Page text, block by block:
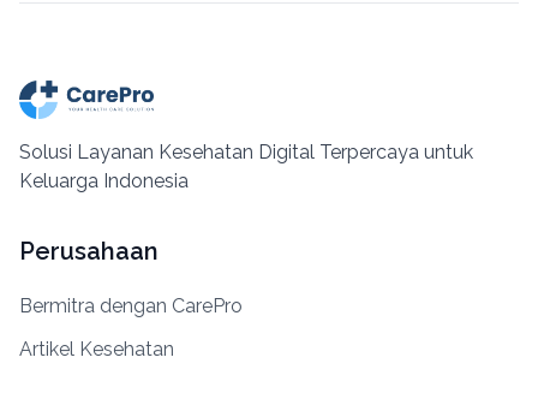
Solusi Layanan Kesehatan Digital Terpercaya untuk
Keluarga Indonesia
Perusahaan
Bermitra dengan CarePro
Artikel Kesehatan